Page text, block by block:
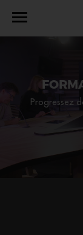
Progressez